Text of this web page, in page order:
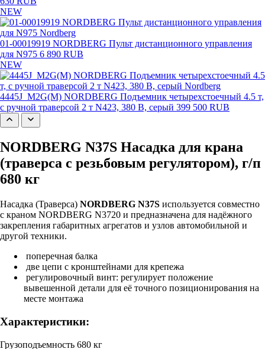
NEW
01-00019919 NORDBERG Пульт дистанционного управления
для N975 6 890 RUB
NEW
4445J_M2G(M) NORDBERG Подъемник четырехстоечный 4.5 т,
с ручной траверсой 2 т N423, 380 В, серый 399 500 RUB
NORDBERG N37S Насадка для крана
(траверса с резьбовым регулятором), г/п
680 кг
Насадка (Траверса) NORDBERG N37S используется совместно
с краном NORDBERG N3720 и предназначена для надёжного
закрепления габаритных агрегатов и узлов автомобильной и
другой техники.
поперечная балка
две цепи с кронштейнами для крепежа
регулировочный винт: регулирует положение
вывешенной детали для её точного позиционирования на
месте монтажа
Характеристики:
Грузоподъемность 680 кг